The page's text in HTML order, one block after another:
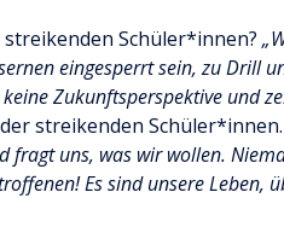
Schüler*innen?
eingesperrt sein, zu Drill
Zukunftsperspektive und
streikenden
fragt uns, was wir wollen.
Es sind unsere Leben,